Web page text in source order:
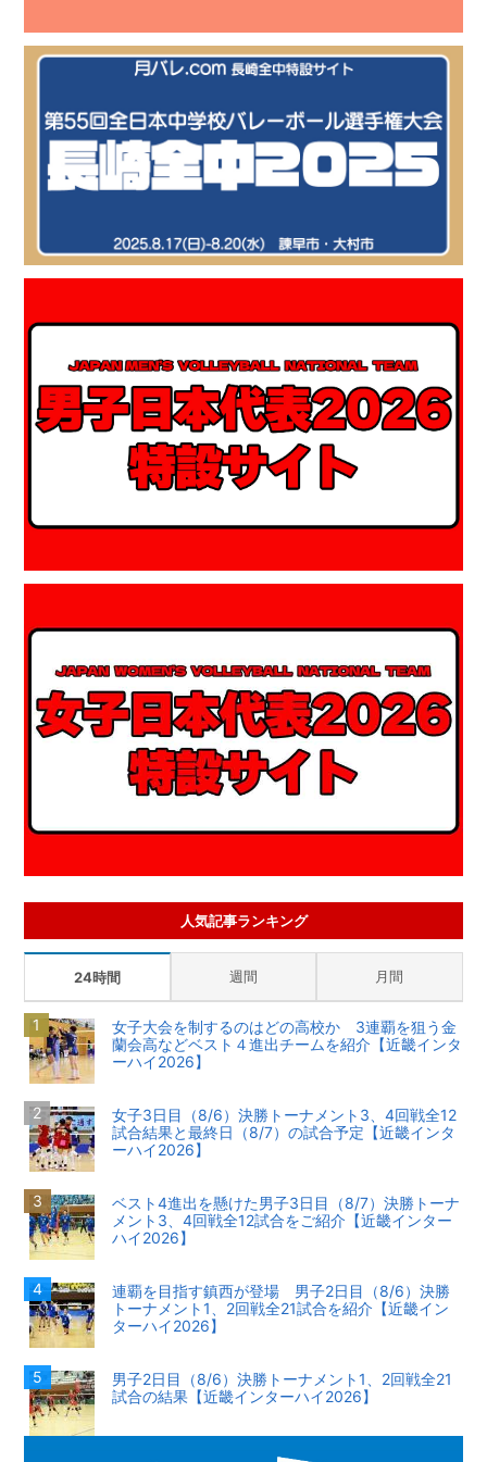
人気記事ランキング
24時間 週間 月間
女子大会を制するのはどの高校か 3連覇を狙う金
蘭会高などベスト４進出チームを紹介【近畿インタ
ーハイ2026】
女子3日目（8/6）決勝トーナメント3、4回戦全12
試合結果と最終日（8/7）の試合予定【近畿インタ
ーハイ2026】
ベスト4進出を懸けた男子3日目（8/7）決勝トーナ
メント3、4回戦全12試合をご紹介【近畿インター
ハイ2026】
連覇を目指す鎮西が登場 男子2日目（8/6）決勝
トーナメント1、2回戦全21試合を紹介【近畿イン
ターハイ2026】
男子2日目（8/6）決勝トーナメント1、2回戦全21
試合の結果【近畿インターハイ2026】